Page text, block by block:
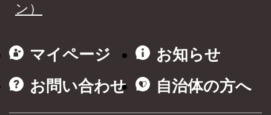
ン）
マイページ
お知らせ
お問い合わせ
自治体の方へ